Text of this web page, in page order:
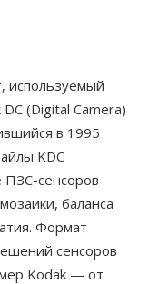
используемый
(Digital Camera)
в 1995
KDC
сенсоров
баланса
Формат
сенсоров
Kodak — от